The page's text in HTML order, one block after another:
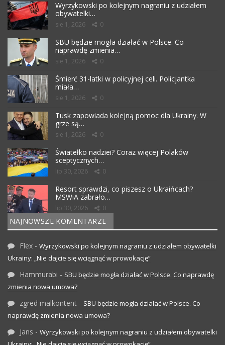
Wyrzykowski po kolejnym nagraniu z udziałem
obywatelki…
sie 1, 2026 0
SBU będzie mogła działać w Polsce. Co
naprawdę zmienia…
sie 1, 2026 0
Śmierć 31-latki w policyjnej celi. Policjantka
miała…
sie 1, 2026 0
Tusk zapowiada kolejną pomoc dla Ukrainy. W
grze są…
sie 1, 2026 0
Światełko nadziei? Coraz więcej Polaków
sceptycznych…
lip 30, 2026 0
Resort sprawdzi, co piszesz o Ukraińcach?
MSWiA zabrało…
lip 30, 2026 0
NAJNOWSZE KOMENTARZE
Flex - Wyrzykowski po kolejnym nagraniu z udziałem obywatelki
Ukrainy: „Nie dajcie się wciągnąć w prowokację”
Hammurabi - SBU będzie mogła działać w Polsce. Co naprawdę
zmienia nowa umowa?
zgred malkontent - SBU będzie mogła działać w Polsce. Co
naprawdę zmienia nowa umowa?
Jans - Wyrzykowski po kolejnym nagraniu z udziałem obywatelki